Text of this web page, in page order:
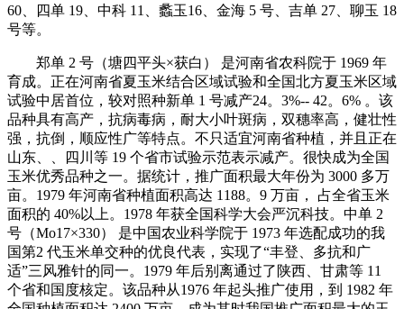
60、四单 19、中科 11、蠡玉16、金海 5 号、吉单 27、聊玉 18
号等。
郑单 2 号（塘四平头×获白） 是河南省农科院于 1969 年
育成。正在河南省夏玉米结合区域试验和全国北方夏玉米区域
试验中居首位，较对照种新单 1 号减产24。3%-- 42。6% 。该
品种具有高产，抗病毒病，耐大小叶斑病，双穗率高，健壮性
强，抗倒，顺应性广等特点。不只适宜河南省种植，并且正在
山东、、四川等 19 个省市试验示范表示减产。很快成为全国
玉米优秀品种之一。据统计，推广面积最大年份为 3000 多万
亩。1979 年河南省种植面积高达 1188。9 万亩， 占全省玉米
面积的 40%以上。1978 年获全国科学大会严沉科技。中单 2
号（Mo17×330） 是中国农业科学院于 1973 年选配成功的我
国第2 代玉米单交种的优良代表，实现了“丰登、多抗和广
适”三风雅针的同一。1979 年后别离通过了陕西、甘肃等 11
个省和国度核定。该品种从1976 年起头推广使用，到 1982 年